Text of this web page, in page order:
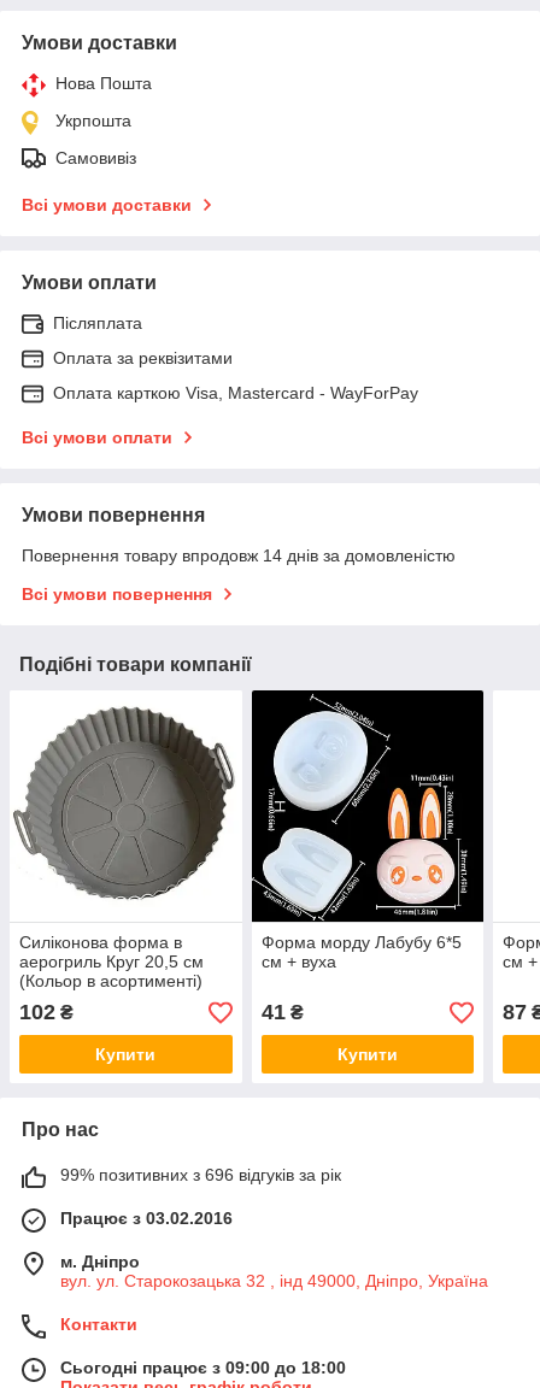
Умови доставки
Нова Пошта
Укрпошта
Самовивіз
Всі умови доставки
Умови оплати
Післяплата
Оплата за реквізитами
Оплата карткою Visa, Mastercard - WayForPay
Всі умови оплати
Умови повернення
Повернення товару впродовж 14 днів за домовленістю
Всі умови повернення
Подібні товари компанії
Силіконова форма в
аерогриль Круг 20,5 см
(Кольор в асортименті)
102 ₴
Купити
Форма морду Лабубу 6*5
см + вуха
41₴
Купити
см +
87
Про нас
99% позитивних з 696 відгуків за рік
Працює з 03.02.2016
м. Дніпро
вул. ул. Старокозацька 32 , інд 49000, Дніпро, Україна
Контакти
Сьогодні працює з 09:00 до 18:00